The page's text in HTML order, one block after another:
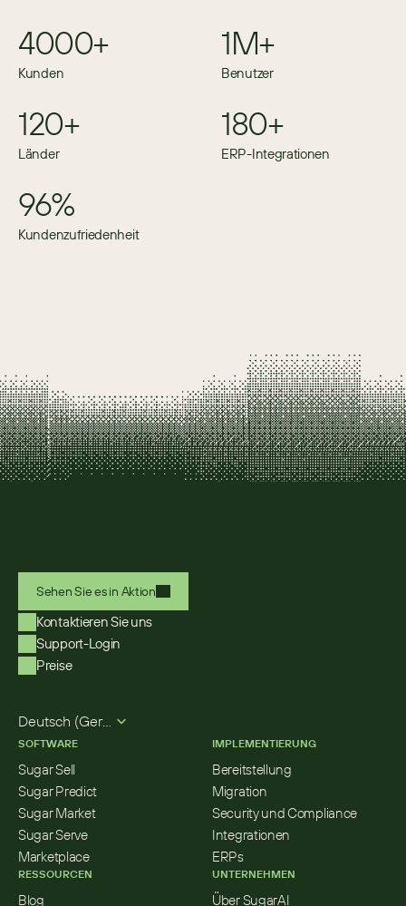
4000+
Kunden
1M+
Benutzer
120+
Länder
180+
ERP-Integrationen
96%
Kundenzufriedenheit
Sehen Sie es in Aktion
Kontaktieren Sie uns
Support-Login
Preise
Deutsch (German)
SOFTWARE
Sugar Sell
Sugar Predict
Sugar Market
Sugar Serve
Marketplace
RESSOURCEN
Blog
IMPLEMENTIERUNG
Bereitstellung
Migration
Security und Compliance
Integrationen
ERPs
UNTERNEHMEN
Über SugarAI